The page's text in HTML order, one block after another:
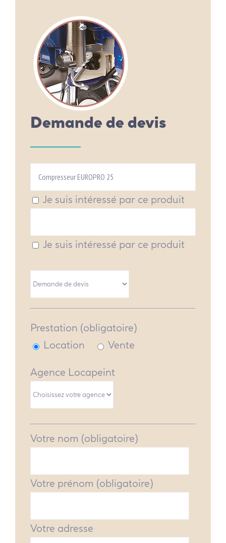
Demande de devis
Je suis intéressé par ce produit
Je suis intéressé par ce produit
Prestation (obligatoire)
Location
Vente
Agence Locapeint
Votre nom (obligatoire)
Votre prénom (obligatoire)
Votre adresse